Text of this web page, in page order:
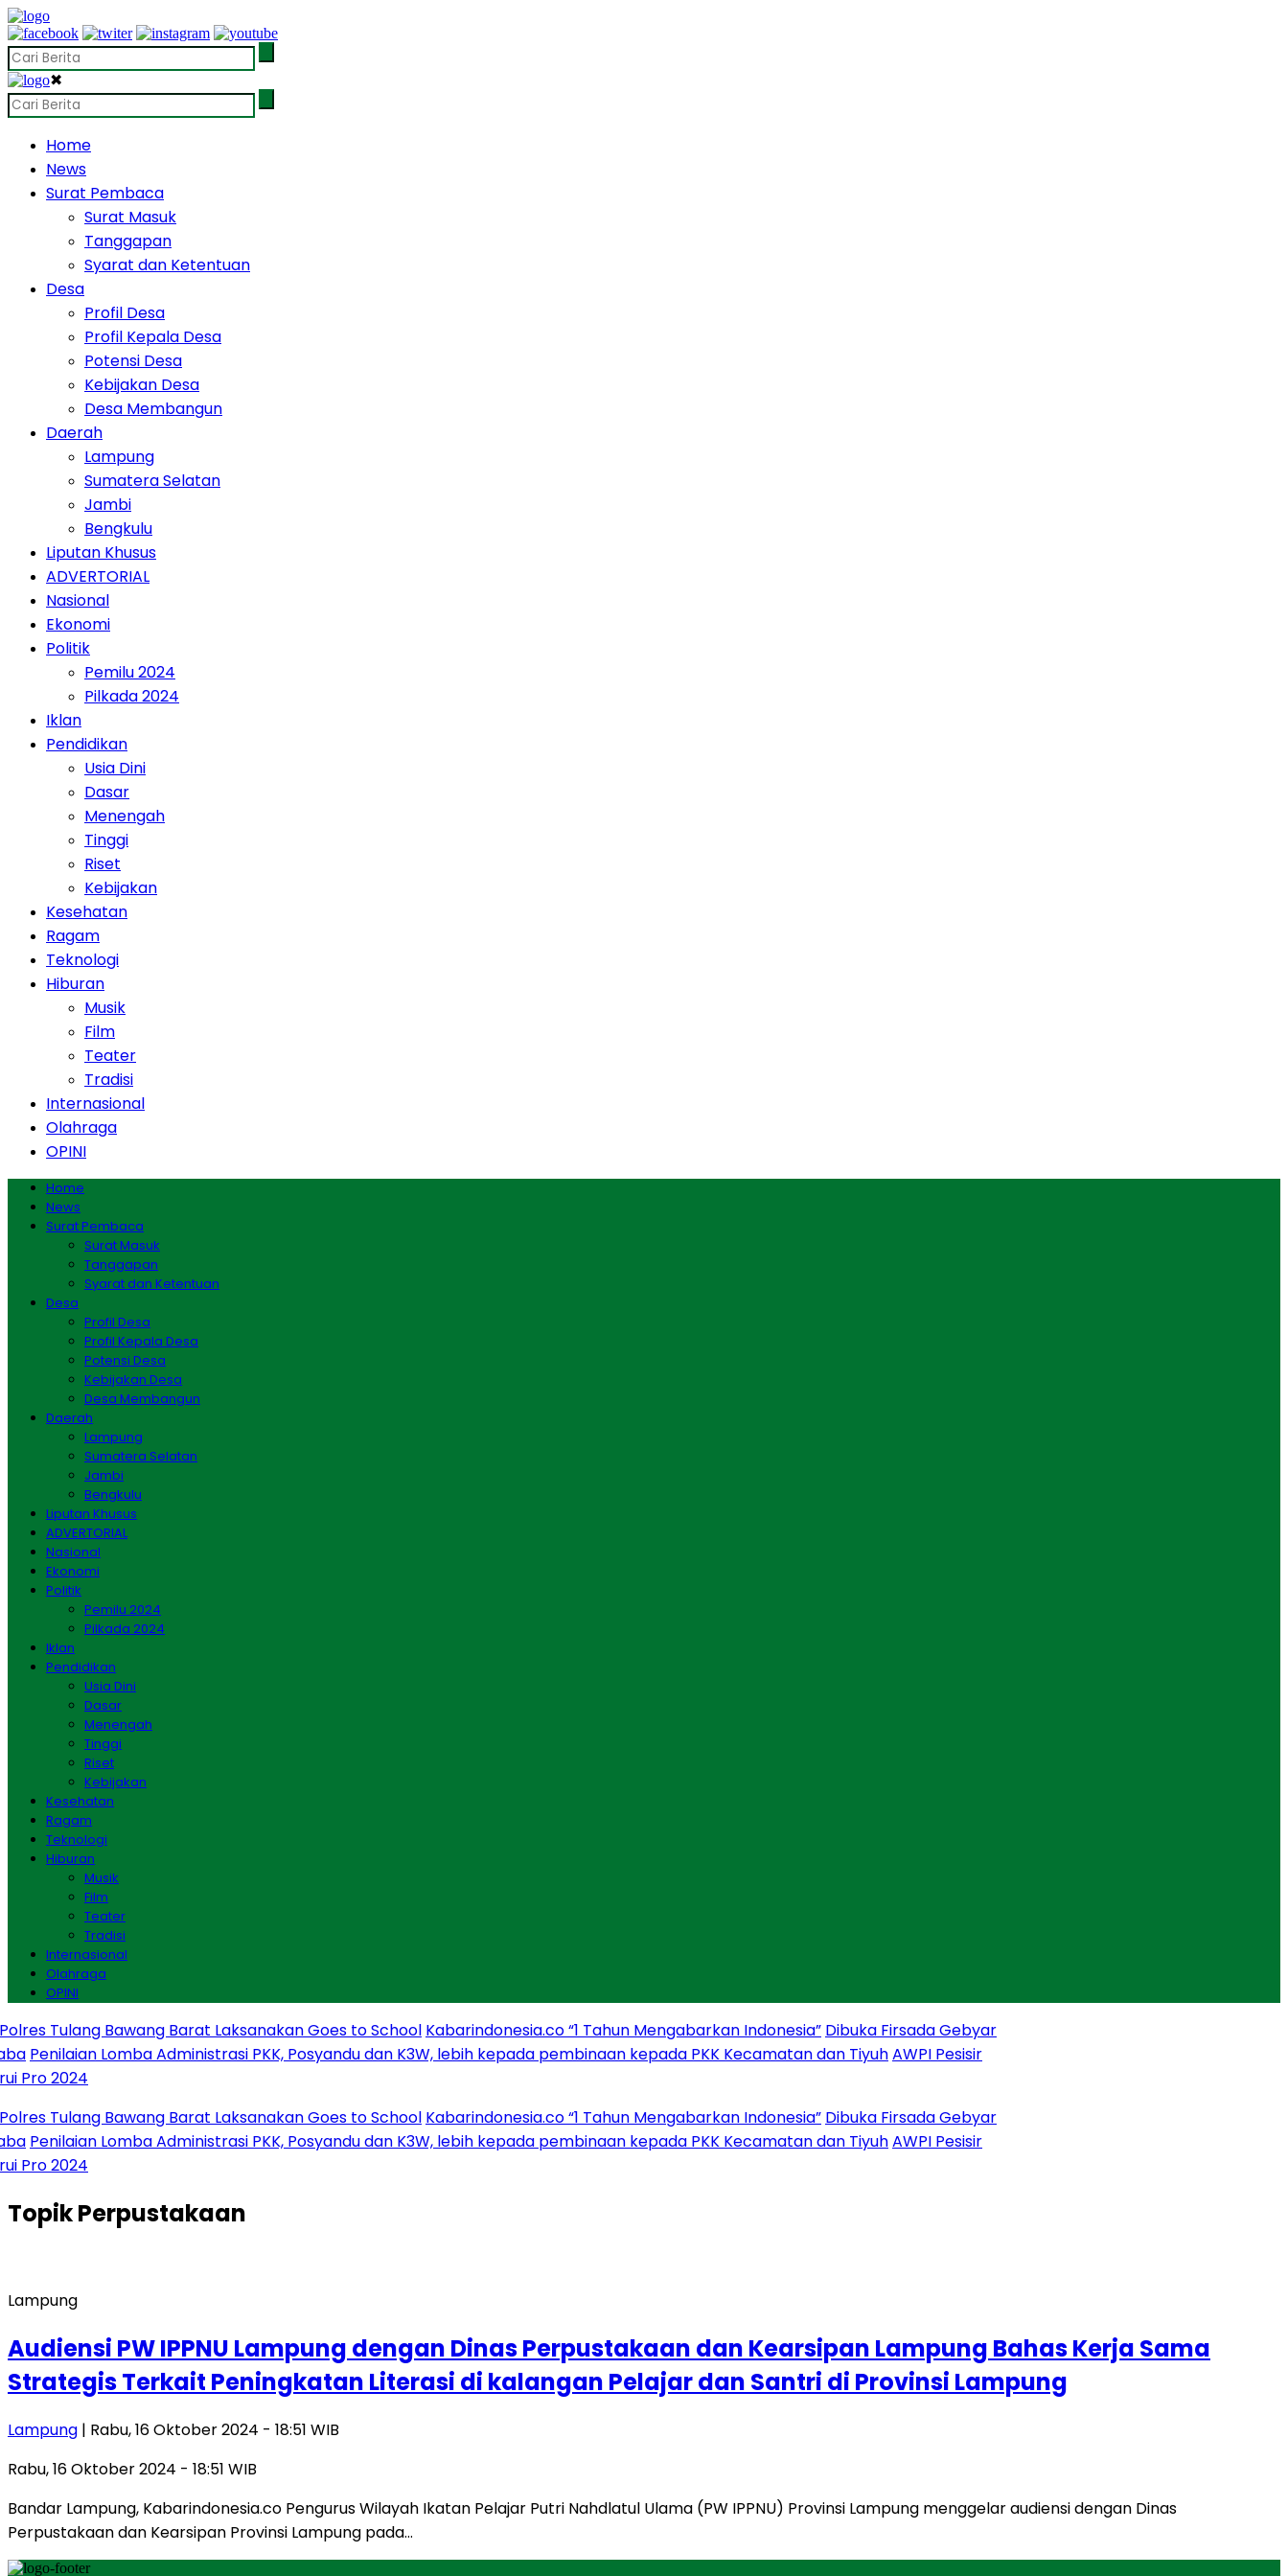
✖
Home
News
Surat Pembaca
Surat Masuk
Tanggapan
Syarat dan Ketentuan
Desa
Profil Desa
Profil Kepala Desa
Potensi Desa
Kebijakan Desa
Desa Membangun
Daerah
Lampung
Sumatera Selatan
Jambi
Bengkulu
Liputan Khusus
ADVERTORIAL
Nasional
Ekonomi
Politik
Pemilu 2024
Pilkada 2024
Iklan
Pendidikan
Usia Dini
Dasar
Menengah
Tinggi
Riset
Kebijakan
Kesehatan
Ragam
Teknologi
Hiburan
Musik
Film
Teater
Tradisi
Internasional
Olahraga
OPINI
Home
News
Surat Pembaca
Surat Masuk
Tanggapan
Syarat dan Ketentuan
Desa
Profil Desa
Profil Kepala Desa
Potensi Desa
Kebijakan Desa
Desa Membangun
Daerah
Lampung
Sumatera Selatan
Jambi
Bengkulu
Liputan Khusus
ADVERTORIAL
Nasional
Ekonomi
Politik
Pemilu 2024
Pilkada 2024
Iklan
Pendidikan
Usia Dini
Dasar
Menengah
Tinggi
Riset
Kebijakan
Kesehatan
Ragam
Teknologi
Hiburan
Musik
Film
Teater
Tradisi
Internasional
Olahraga
OPINI
Tulang Bawang Barat Laksanakan Goes to SchoolKabarindonesia.co “1 Tahun Mengabarkan Indonesia”Dibuka Firsada Gebyar
Penilaian Lomba Administrasi PKK, Posyandu dan K3W, lebih kepada pembinaan kepada PKK Kecamatan dan TiyuhAWPI Pesisir
2024
Tulang Bawang Barat Laksanakan Goes to SchoolKabarindonesia.co “1 Tahun Mengabarkan Indonesia”Dibuka Firsada Gebyar
Penilaian Lomba Administrasi PKK, Posyandu dan K3W, lebih kepada pembinaan kepada PKK Kecamatan dan TiyuhAWPI Pesisir
2024
TopikPerpustakaan
Lampung
Audiensi PW IPPNU Lampung dengan Dinas Perpustakaan dan Kearsipan Lampung Bahas Kerja Sama
Strategis Terkait Peningkatan Literasi di kalangan Pelajar dan Santri di Provinsi Lampung
Lampung | Rabu, 16 Oktober 2024 - 18:51 WIB
Rabu, 16 Oktober 2024 - 18:51 WIB
Bandar Lampung, Kabarindonesia.co Pengurus Wilayah Ikatan Pelajar Putri Nahdlatul Ulama (PW IPPNU) Provinsi Lampung menggelar audiensi dengan Dinas
Perpustakaan dan Kearsipan Provinsi Lampung pada…